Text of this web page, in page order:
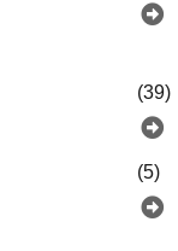
(39)
(5)